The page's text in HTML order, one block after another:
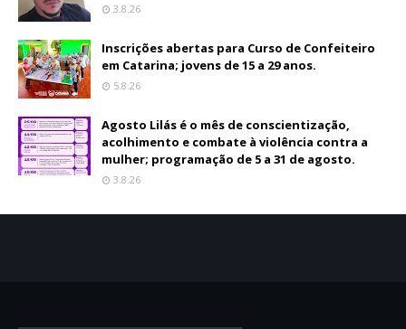
3.8.26
Inscrições abertas para Curso de Confeiteiro
em Catarina; jovens de 15 a 29 anos.
5.8.26
Agosto Lilás é o mês de conscientização,
acolhimento e combate à violência contra a
mulher; programação de 5 a 31 de agosto.
3.8.26